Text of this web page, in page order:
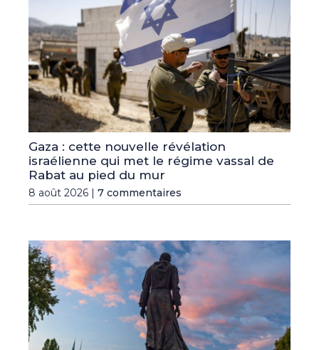
Gaza : cette nouvelle révélation
israélienne qui met le régime vassal de
Rabat au pied du mur
8 août 2026 | 7 commentaires